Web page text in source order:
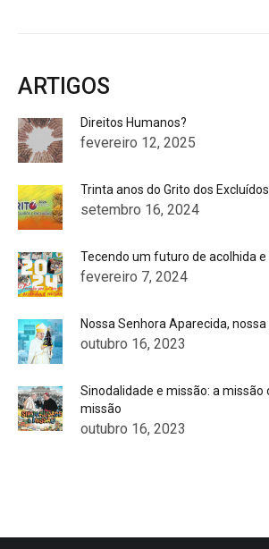
ARTIGOS
Direitos Humanos?
fevereiro 12, 2025
Trinta anos do Grito dos Excluídos
setembro 16, 2024
Tecendo um futuro de acolhida e
fevereiro 7, 2024
Nossa Senhora Aparecida, nossa
outubro 16, 2023
Sinodalidade e missão: a missão
missão
outubro 16, 2023